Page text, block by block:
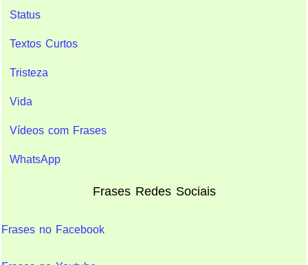
Status
Textos Curtos
Tristeza
Vida
Vídeos com Frases
WhatsApp
Frases Redes Sociais
Frases no Facebook